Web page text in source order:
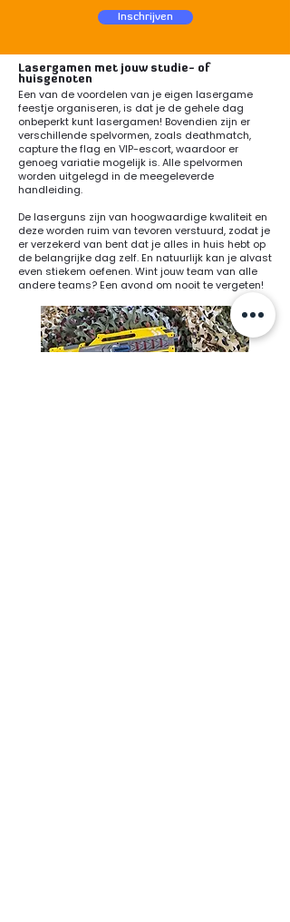
Inschrijven
Lasergamen met jouw studie- of
huisgenoten
Een van de voordelen van je eigen lasergame
feestje organiseren, is dat je de gehele dag
onbeperkt kunt lasergamen! Bovendien zijn er
verschillende spelvormen, zoals deathmatch,
capture the flag en VIP-escort, waardoor er
genoeg variatie mogelijk is. Alle spelvormen
worden uitgelegd in de meegeleverde
handleiding.
De laserguns zijn van hoogwaardige kwaliteit en
deze worden ruim van tevoren verstuurd, zodat je
er verzekerd van bent dat je alles in huis hebt op
de belangrijke dag zelf. En natuurlijk kan je alvast
even stiekem oefenen. Wint jouw team van alle
andere teams? Een avond om nooit te vergeten!